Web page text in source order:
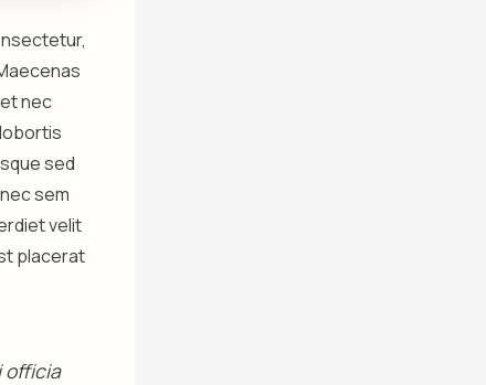
nec
sed
sem
velit
placerat
officia